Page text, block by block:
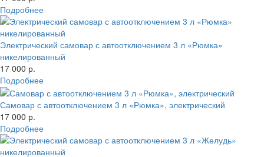
Подробнее
Электрический самовар с автоотключением 3 л «Рюмка»
никелированный
17 000 р.
Подробнее
Самовар с автоотключением 3 л «Рюмка», электрический
17 000 р.
Подробнее